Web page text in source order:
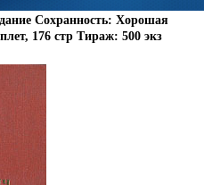
Сохранность: Хорошая
176 стр Тираж: 500 экз